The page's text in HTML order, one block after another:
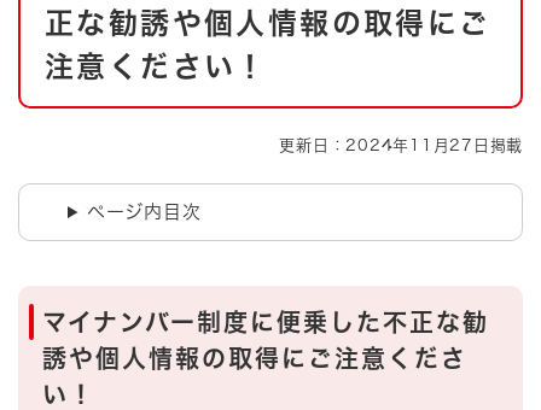
報
やさしい日本語
文字サイズ 標準
ハザードマップ AED設置箇所
正な勧誘や個人情報の取得にご
注意ください！
更新日：2024年11月27日掲載
ページ内目次
マイナンバー制度に便乗した不正な勧
誘や個人情報の取得にご注意くださ
い！